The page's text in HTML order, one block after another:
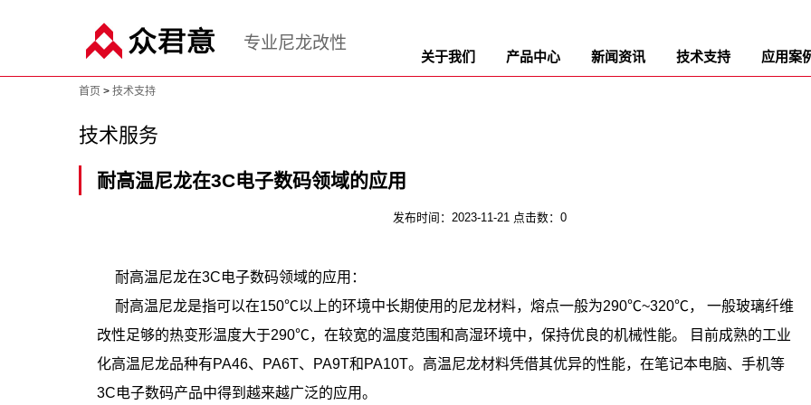
专业尼龙改性
关于我们 产品中心 新闻资讯 技术支持 应用案
首页 > 技术支持
技术服务
耐高温尼龙在3C电子数码领域的应用
发布时间：2023-11-21 点击数：0
耐高温尼龙在3C电子数码领域的应用：
耐高温尼龙是指可以在150℃以上的环境中长期使用的尼龙材料，熔点一般为290℃~320℃， 一般玻璃纤维
改性足够的热变形温度大于290℃，在较宽的温度范围和高湿环境中，保持优良的机械性能。 目前成熟的工业
化高温尼龙品种有PA46、PA6T、PA9T和PA10T。高温尼龙材料凭借其优异的性能，在笔记本电脑、手机等
3C电子数码产品中得到越来越广泛的应用。